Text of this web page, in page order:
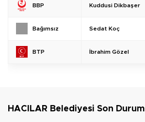
BBP Kuddusi Dikbaşer
Bağımsız Sedat Koç
BTP İbrahim Gözel
HACILAR Belediyesi Son Durum